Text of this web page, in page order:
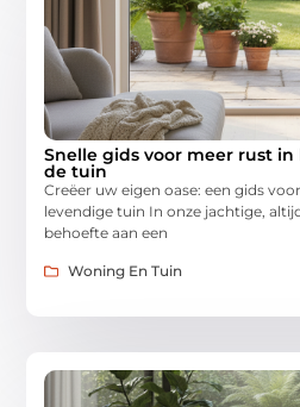
Snelle gids voor meer rust
de tuin
Creëer uw eigen oase: een gids
levendige tuin In onze jachtige,
behoefte aan een
Woning En Tuin